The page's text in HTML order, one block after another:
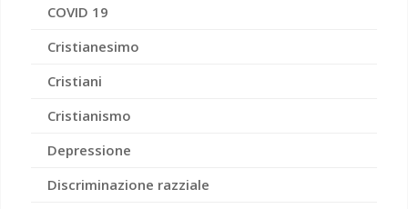
COVID 19
Cristianesimo
Cristiani
Cristianismo
Depressione
Discriminazione razziale